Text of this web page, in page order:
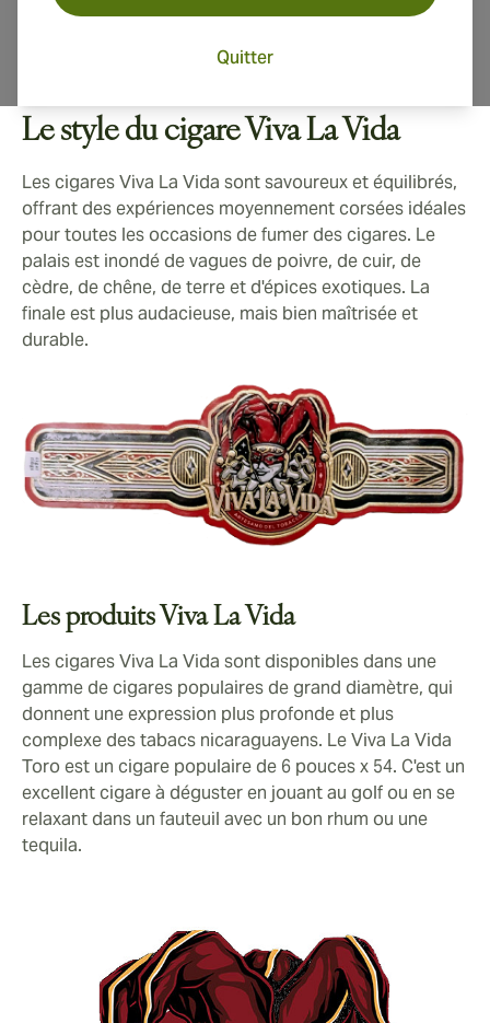
Quitter
Le style du cigare Viva La Vida
Les cigares Viva La Vida sont savoureux et équilibrés,
offrant des expériences moyennement corsées idéales
pour toutes les occasions de fumer des cigares. Le
palais est inondé de vagues de poivre, de cuir, de
cèdre, de chêne, de terre et d'épices exotiques. La
finale est plus audacieuse, mais bien maîtrisée et
durable.
Les produits Viva La Vida
Les cigares Viva La Vida sont disponibles dans une
gamme de cigares populaires de grand diamètre, qui
donnent une expression plus profonde et plus
complexe des tabacs nicaraguayens. Le Viva La Vida
Toro est un cigare populaire de 6 pouces x 54. C'est un
excellent cigare à déguster en jouant au golf ou en se
relaxant dans un fauteuil avec un bon rhum ou une
tequila.